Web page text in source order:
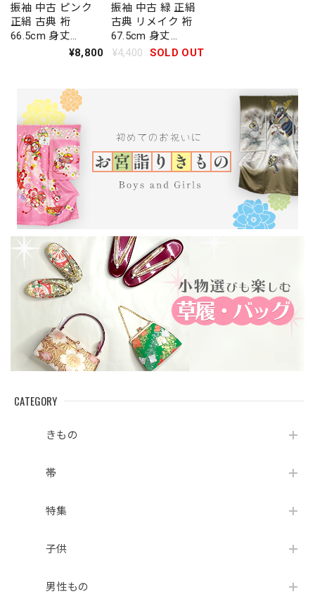
CATEGORY
きもの
帯
特集
子供
男性もの
振袖 中古 ピンク
正絹 古典 裄
66.5cm 身丈
171.5cm 美品 M サ
¥8,800
振袖 中古 緑 正絹
古典 リメイク 裄
67.5cm 身丈
173.2cm 美品 L サ
¥4,400 SOLD OUT